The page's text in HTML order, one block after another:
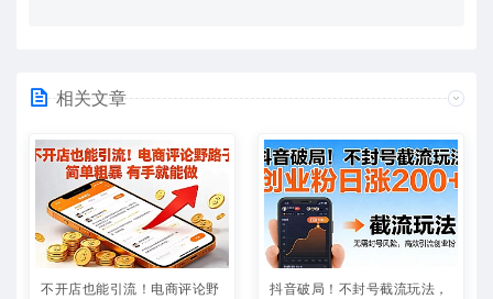
相关文章
不开店也能引流！电商评论野
抖音破局！不封号截流玩法，